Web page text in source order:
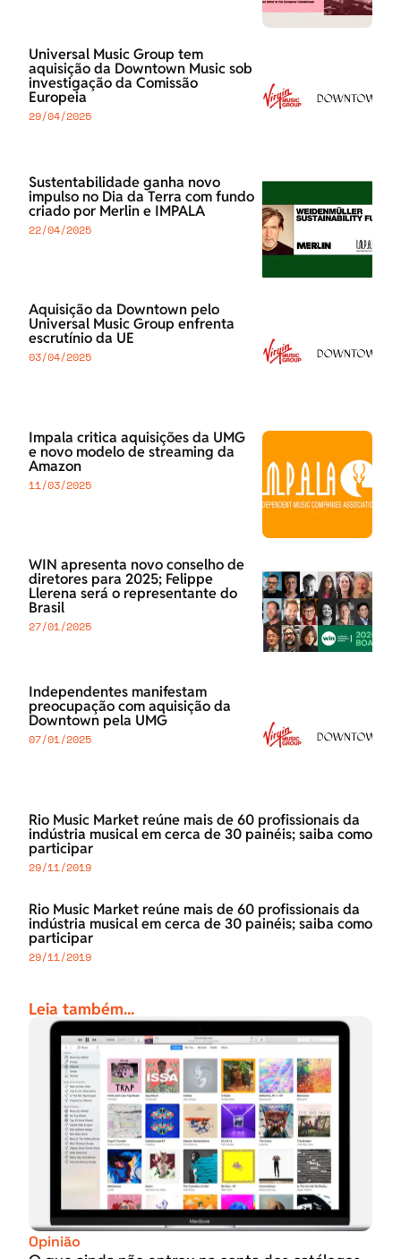
Universal Music Group tem
aquisição da Downtown Music sob
investigação da Comissão
Europeia
29/04/2025
Sustentabilidade ganha novo
impulso no Dia da Terra com fundo
criado por Merlin e IMPALA
22/04/2025
Aquisição da Downtown pelo
Universal Music Group enfrenta
escrutínio da UE
03/04/2025
Impala critica aquisições da UMG
e novo modelo de streaming da
Amazon
11/03/2025
WIN apresenta novo conselho de
diretores para 2025; Felippe
Llerena será o representante do
Brasil
27/01/2025
Independentes manifestam
preocupação com aquisição da
Downtown pela UMG
07/01/2025
Rio Music Market reúne mais de 60 profissionais da
indústria musical em cerca de 30 painéis; saiba como
participar
29/11/2019
Rio Music Market reúne mais de 60 profissionais da
indústria musical em cerca de 30 painéis; saiba como
participar
29/11/2019
Leia também...
Opinião